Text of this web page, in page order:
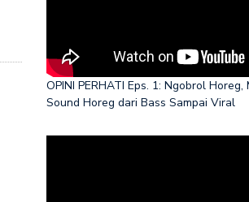
OPINI PERHATI Eps. 1: Ngobrol Horeg,
Sound Horeg dari Bass Sampai Viral